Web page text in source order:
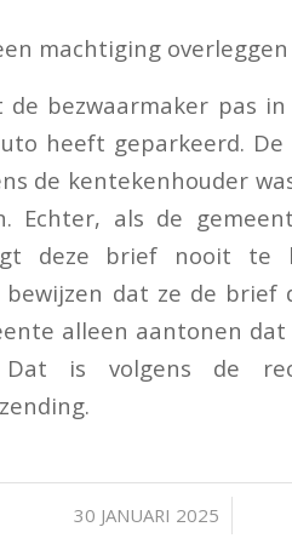
machtiging
de bezwaarmaker pas
heeft geparkeerd.
de kentekenhouder
Echter, als de
deze brief nooit te
bewijzen dat ze de
alleen aantonen
Dat is volgens de
30 JANUARI 2025
/